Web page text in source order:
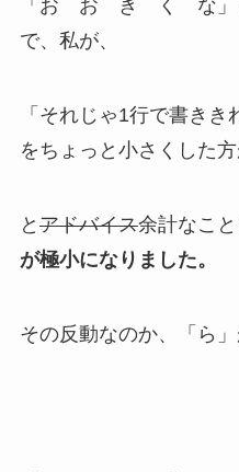
「お お き く な」
で、私が、
「それじゃ1行で書き
をちょっと小さくした方
と アドバイス余計なこと
が極小になりました。
その反動なのか、「ら